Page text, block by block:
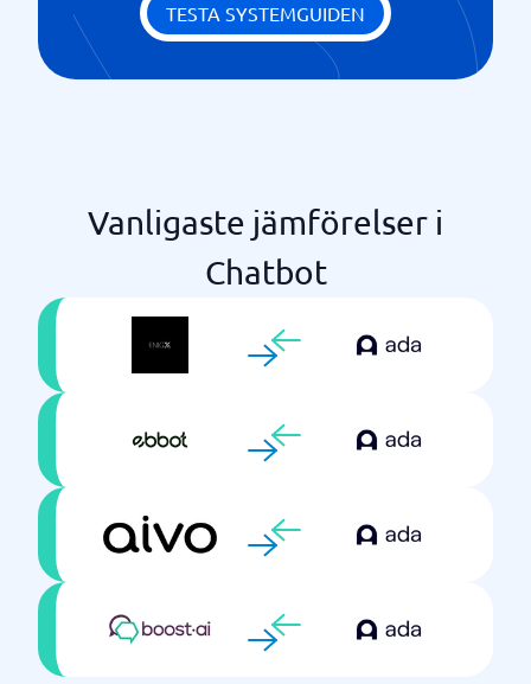
TESTA SYSTEMGUIDEN
Vanligaste jämförelser i
Chatbot